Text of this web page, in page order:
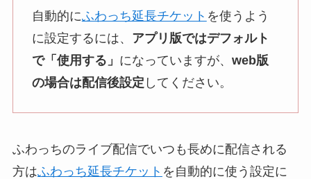
自動的にふわっち延長チケット を使うよう
に設定するには、 アプリ版ではデフォルト
で「使用する」 になっていますが、 web版
の場合は配信後設定 してください。
ふわっちのライブ配信でいつも長めに配信される
方はふわっち延長チケット を自動的に使う設定に